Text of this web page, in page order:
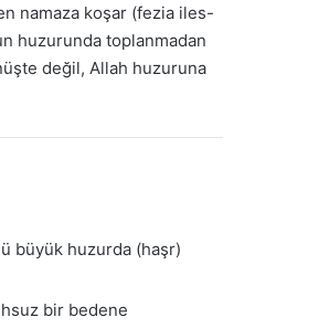
namaza koşar (fezia iles-
huzurunda toplanmadan
değil, Allah huzuruna
büyük huzurda (haşr)
bir bedene